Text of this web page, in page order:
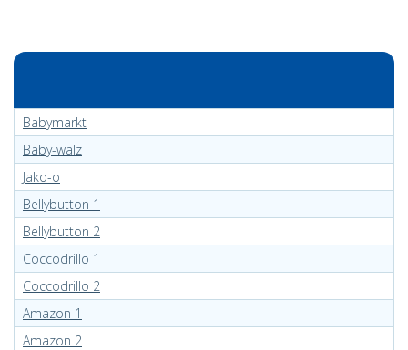
Babymarkt
Baby-walz
Jako-o
Bellybutton 1
Bellybutton 2
Coccodrillo 1
Coccodrillo 2
Amazon 1
Amazon 2